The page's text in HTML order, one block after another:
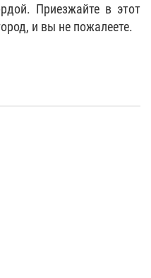
Приезжайте в этот
и вы не пожалеете.